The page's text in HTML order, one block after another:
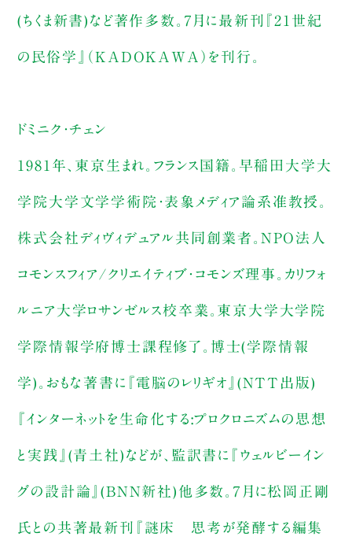
(ちくま新書)など著作多数。７月に最新刊『21世紀
の民俗学』（KADOKAWA）を刊行。
ドミニク・チェン
1981年、東京生まれ。フランス国籍。早稲田大学大
学院大学文学学術院・表象メディア論系准教授。
株式会社ディヴィデュアル共同創業者。NPO法人
コモンスフィア/クリエイティブ・コモンズ理事。カリフォ
ルニア大学ロサンゼルス校卒業。東京大学大学院
学際情報学府博士課程修了。博士(学際情報
学)。おもな著書に『電脳のレリギオ』(NTT出版)
『インターネットを生命化する:プロクロニズムの思想
と実践』(青土社)などが、監訳書に『ウェルビーイン
グの設計論』(BNN新社)他多数。７月に松岡正剛
氏との共著最新刊『謎床 思考が発酵する編集